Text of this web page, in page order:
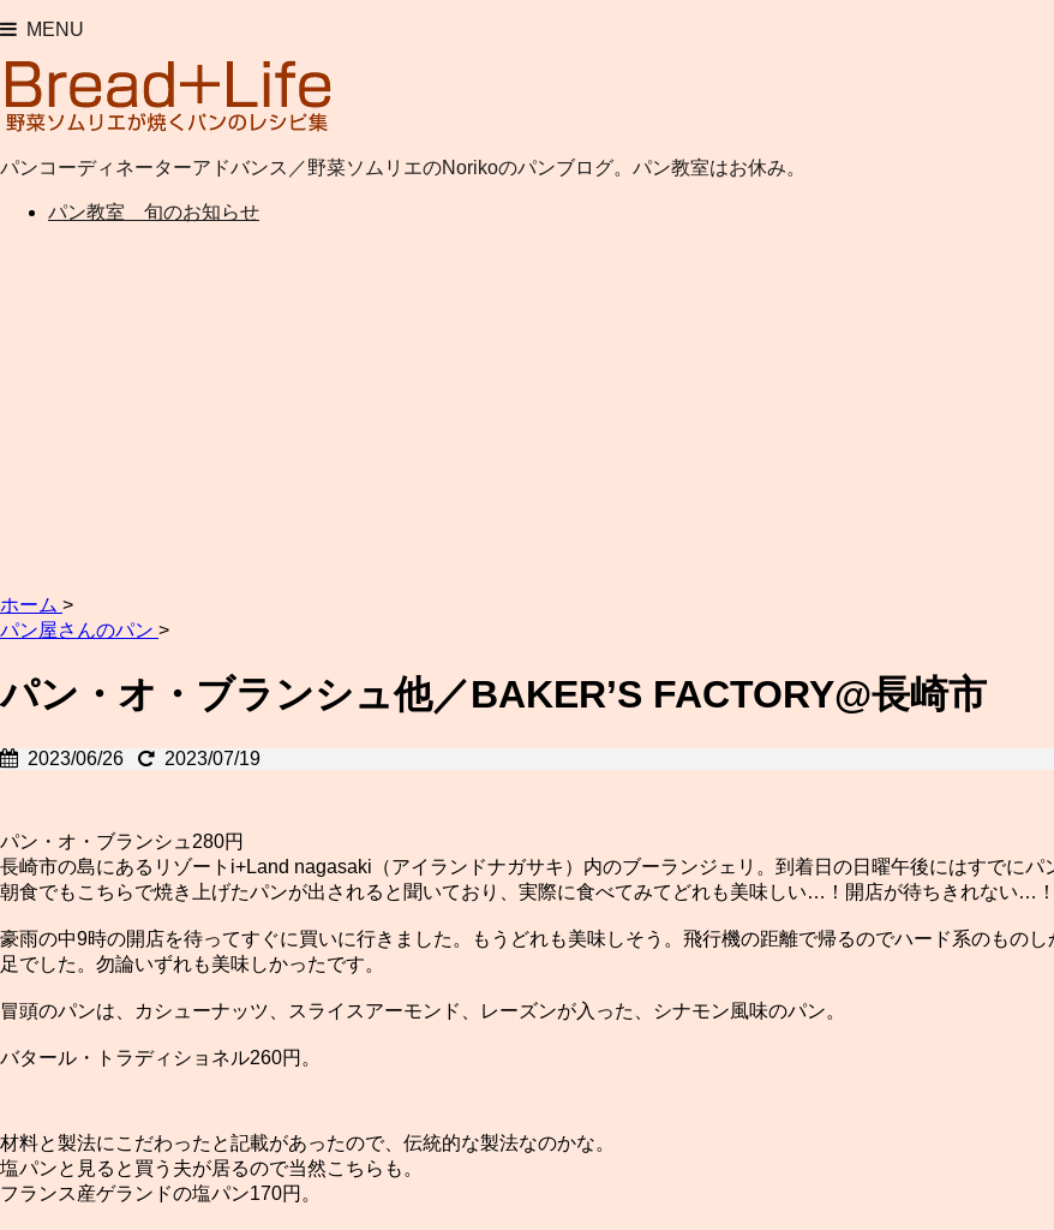
MENU
パンコーディネーターアドバンス／野菜ソムリエのNorikoのパンブログ。パン教室はお休み。
パン教室 旬のお知らせ
ホーム >
パン屋さんのパン >
パン・オ・ブランシュ他／BAKER’S FACTORY@長崎市
2023/06/26 2023/07/19
パン・オ・ブランシュ280円
長崎市の島にあるリゾートi+Land nagasaki（アイランドナガサキ）内のブーランジェリ。到着日の日曜午後にはすでにパ
朝食でもこちらで焼き上げたパンが出されると聞いており、実際に食べてみてどれも美味しい…！開店が待ちきれない…
豪雨の中9時の開店を待ってすぐに買いに行きました。もうどれも美味しそう。飛行機の距離で帰るのでハード系のもの
足でした。勿論いずれも美味しかったです。
冒頭のパンは、カシューナッツ、スライスアーモンド、レーズンが入った、シナモン風味のパン。
バタール・トラディショネル260円。
材料と製法にこだわったと記載があったので、伝統的な製法なのかな。
塩パンと見ると買う夫が居るので当然こちらも。
フランス産ゲランドの塩パン170円。